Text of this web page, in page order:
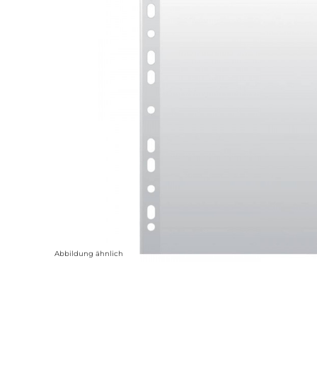
Abbildung ähnlich